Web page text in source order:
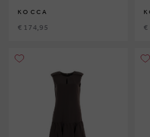
KOCCA
€ 174,95 €